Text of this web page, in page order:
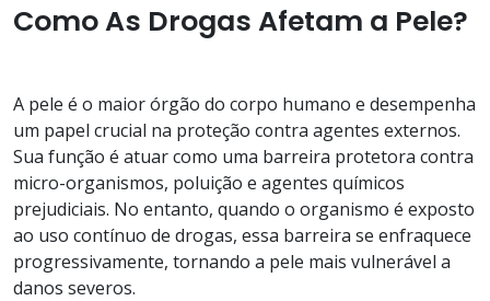
Como As Drogas Afetam a Pele?
A pele é o maior órgão do corpo humano e desempenha
um papel crucial na proteção contra agentes externos.
Sua função é atuar como uma barreira protetora contra
micro-organismos, poluição e agentes químicos
prejudiciais. No entanto, quando o organismo é exposto
ao uso contínuo de drogas, essa barreira se enfraquece
progressivamente, tornando a pele mais vulnerável a
danos severos.